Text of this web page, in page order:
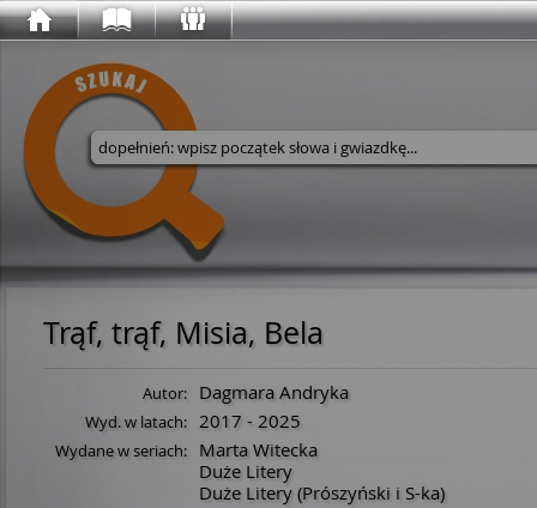
Wyszukaj w serwisie
Trąf, trąf, Misia, Bela
Autor: Dagmara Andryka
Wyd. w latach: 2017 - 2025
Wydane w seriach:
Marta Witecka
Duże Litery
Duże Litery (Prószyński i S-ka)